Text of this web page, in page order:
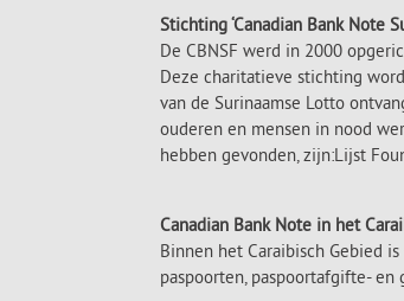
Stichting ‘Canadian Bank Note
De CBNSF werd in 2000
Deze charitatieve stichting
van de Surinaamse Lotto
ouderen en mensen in nood
hebben gevonden, zijn:Lijst
Canadian
Binnen het Caraibisch Gebied
paspoorten, paspoortafgifte- en